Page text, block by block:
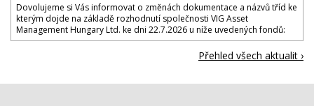
Dovolujeme si Vás informovat o změnách dokumentace a názvů tříd ke
kterým dojde na základě rozhodnutí společnosti VIG Asset
Management Hungary Ltd. ke dni 22.7.2026 u níže uvedených fondů:
Přehled všech aktualit ›